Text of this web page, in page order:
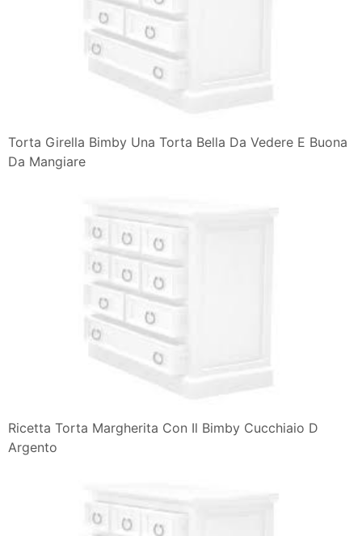
Torta Girella Bimby Una Torta Bella Da Vedere E Buona
Da Mangiare
Ricetta Torta Margherita Con Il Bimby Cucchiaio D
Argento